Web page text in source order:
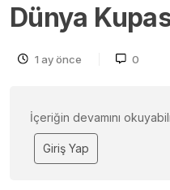
Dünya
1 ay önce 0
İçeriğin devamını
Giriş Yap